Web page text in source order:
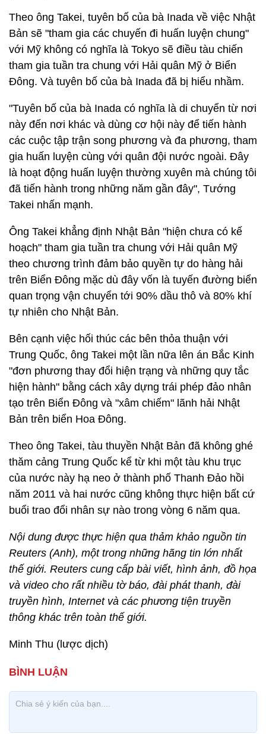
Theo ông Takei, tuyên bố của bà Inada về việc Nhật
Bản sẽ "tham gia các chuyến đi huấn luyện chung"
với Mỹ không có nghĩa là Tokyo sẽ điều tàu chiến
tham gia tuần tra chung với Hải quân Mỹ ở Biển
Đông. Và tuyên bố của bà Inada đã bị hiểu nhầm.
"Tuyên bố của bà Inada có nghĩa là di chuyển từ nơi
này đến nơi khác và dùng cơ hội này để tiến hành
các cuộc tập trận song phương và đa phương, tham
gia huấn luyện cùng với quân đội nước ngoài. Đây
là hoạt động huấn luyện thường xuyên mà chúng tôi
đã tiến hành trong những năm gần đây", Tướng
Takei nhấn mạnh.
Ông Takei khẳng định Nhật Bản "hiện chưa có kế
hoạch" tham gia tuần tra chung với Hải quân Mỹ
theo chương trình đảm bảo quyền tự do hàng hải
trên Biển Đông mặc dù đây vốn là tuyến đường biển
quan trọng vận chuyển tới 90% dầu thô và 80% khí
tự nhiên cho Nhật Bản.
Bên cạnh việc hối thúc các bên thỏa thuận với
Trung Quốc, ông Takei một lần nữa lên án Bắc Kinh
"đơn phương thay đổi hiện trạng và những quy tắc
hiện hành" bằng cách xây dựng trái phép đảo nhân
tạo trên Biển Đông và "xâm chiếm" lãnh hải Nhật
Bản trên biển Hoa Đông.
Theo ông Takei, tàu thuyền Nhật Bản đã không ghé
thăm cảng Trung Quốc kể từ khi một tàu khu trục
của nước này hạ neo ở thành phố Thanh Đảo hồi
năm 2011 và hai nước cũng không thực hiện bất cứ
buổi trao đổi nhân sự nào trong vòng 6 năm qua.
Nội dung được thực hiện qua thảm khảo nguồn tin
Reuters (Anh), một trong những hãng tin lớn nhất
thế giới. Reuters cung cấp bài viết, hình ảnh, đồ họa
và video cho rất nhiều tờ báo, đài phát thanh, đài
truyền hình, Internet và các phương tiện truyền
thông khác trên toàn thế giới.
Minh Thu (lược dịch)